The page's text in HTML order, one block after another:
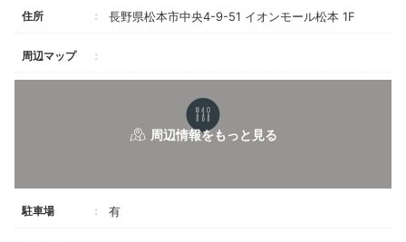
住所 長野県松本市中央4-9-51 イオンモール松本 1F
周辺マップ
駐車場 有